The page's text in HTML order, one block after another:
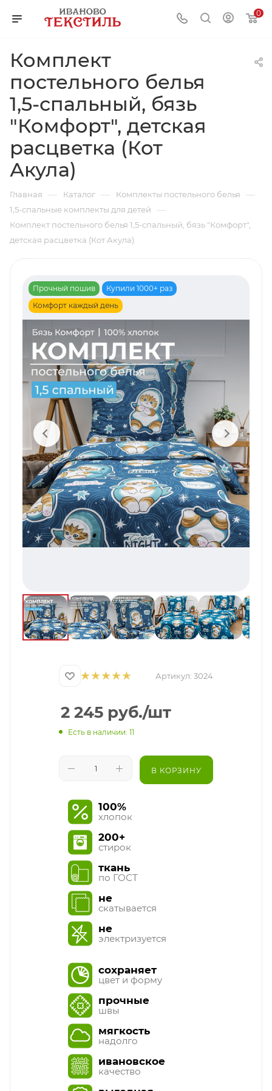
0
Комплект
постельного белья
1,5-спальный, бязь
"Комфорт", детская
расцветка (Кот
Акула)
Главная — Каталог — Комплекты постельного белья —
1,5-спальные комплекты для детей —
Комплект постельного белья 1,5-спальный, бязь "Комфорт",
детская расцветка (Кот Акула)
Прочный пошив
Купили 1000+ раз
Комфорт каждый день
Артикул: 3024
2 245 руб./шт
Есть в наличии: 11
В КОРЗИНУ
100%
хлопок
200+
стирок
ткань
по ГОСТ
не
скатывается
не
электризуется
сохраняет
цвет и форму
прочные
швы
мягкость
надолго
ивановское
качество